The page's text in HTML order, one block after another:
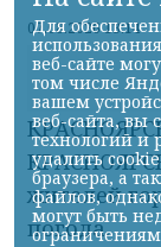
07.08.2026 13:14
жителей
погода.
Для
веб-сайте
том числе
вашем
веб-сайта, вы
технологий и
удалить
браузера, а
файлов,
могут быть